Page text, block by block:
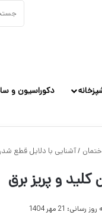
دکوراسیون و
/آشنایی با دلایل قطع
و پریز برق
21 مهر 1404